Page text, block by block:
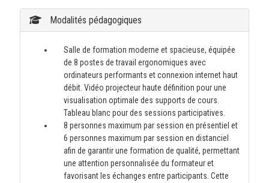
Modalités pédagogiques
Salle de formation moderne et spacieuse, équipée
de 8 postes de travail ergonomiques avec
ordinateurs performants et connexion internet haut
débit. Vidéo projecteur haute définition pour une
visualisation optimale des supports de cours.
Tableau blanc pour des sessions participatives.
8 personnes maximum par session en présentiel et
6 personnes maximum par session en distanciel
afin de garantir une formation de qualité, permettant
une attention personnalisée du formateur et
favorisant les échanges entre participants. Cette